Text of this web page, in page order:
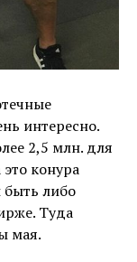
интересно.
2,5 млн. для
конура
быть либо
Туда
мая.